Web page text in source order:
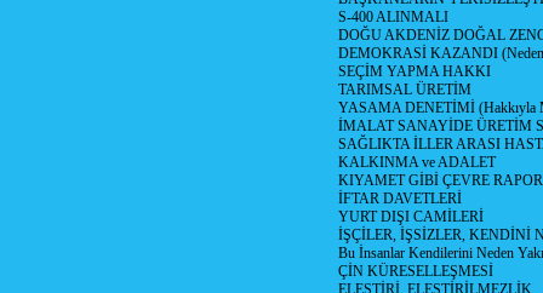
S-400 ALINMALI
DOĞU AKDENİZ DOĞAL
DEMOKRASİ KAZANDI (Neden
SEÇİM YAPMA HAKKI
TARIMSAL ÜRETİM
YASAMA DENETİMİ (Hakkıyla
İMALAT SANAYİDE ÜRETİM
SAĞLIKTA İLLER ARASI
KALKINMA ve ADALET
KIYAMET GİBİ ÇEVRE
İFTAR DAVETLERİ
YURT DIŞI CAMİLERİ
İŞÇİLER, İŞSİZLER, KENDİNİ
Bu İnsanlar Kendilerini Neden
ÇİN KÜRESELLEŞMESİ
ELEŞTİRİ, ELEŞTİRİLMEZLİK